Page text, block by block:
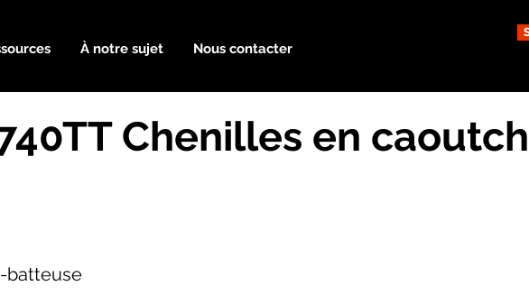
À notre sujet Nous contacter
Chenilles en
batteuse